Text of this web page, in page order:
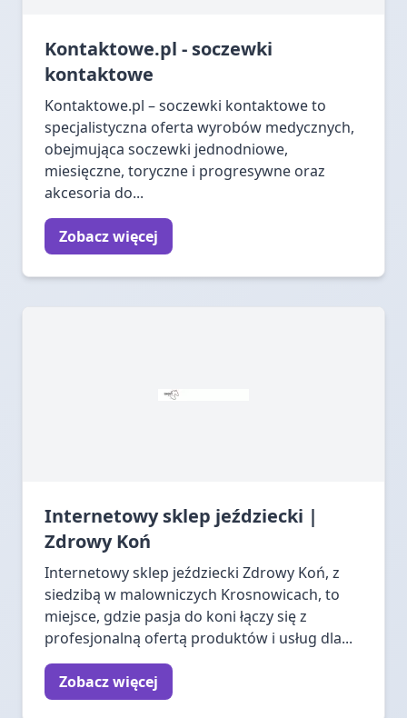
Kontaktowe.pl - soczewki
kontaktowe
Kontaktowe.pl – soczewki kontaktowe to
specjalistyczna oferta wyrobów medycznych,
obejmująca soczewki jednodniowe,
miesięczne, toryczne i progresywne oraz
akcesoria do...
Zobacz więcej
Internetowy sklep jeździecki |
Zdrowy Koń
Internetowy sklep jeździecki Zdrowy Koń, z
siedzibą w malowniczych Krosnowicach, to
miejsce, gdzie pasja do koni łączy się z
profesjonalną ofertą produktów i usług dla...
Zobacz więcej